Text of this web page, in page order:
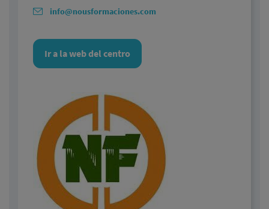
info@nousformaciones.com
Ir a la web del centro